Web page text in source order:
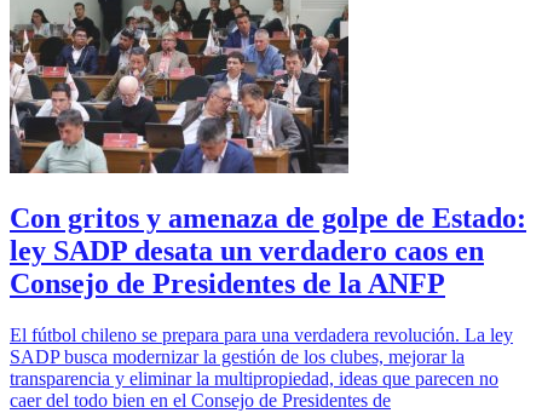
Con gritos y amenaza de golpe de Estado:
ley SADP desata un verdadero caos en
Consejo de Presidentes de la ANFP
El fútbol chileno se prepara para una verdadera revolución. La ley
SADP busca modernizar la gestión de los clubes, mejorar la
transparencia y eliminar la multipropiedad, ideas que parecen no
caer del todo bien en el Consejo de Presidentes de